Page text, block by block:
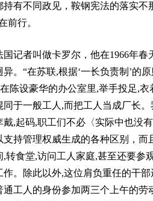
持有不同政见，鞍钢宪法的落实
前行。
国记者叫做卡罗尔，他在1966年春
异。“在苏联,根据‘一长负责制’的原
在陈设豪华的办公室里,举手投足,衣
于一般工人 ,而把工人当成厂长
戴,起码,职工们不必〈实际中也没有
支持管理权威生成的各种区别，
,转食堂,访问工人家庭,甚至还要参
作。除此以外,这位肩负重任的干
通工人的身份参加两三个上午的